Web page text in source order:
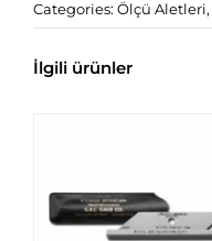
Categories: Ölçü Aletleri,
İlgili ürünler